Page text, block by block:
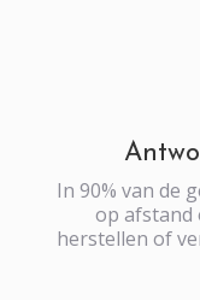
In 90% van de
op afstand
herstellen of